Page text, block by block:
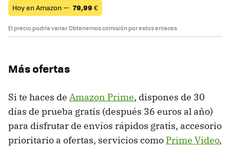
Hoy en Amazon — 79,99 €
El precio podría variar. Obtenemos comisión por estos enlaces
Más ofertas
Si te haces de Amazon Prime, dispones de 30
días de prueba gratis (después 36 euros al año)
para disfrutar de envíos rápidos gratis, accesorio
prioritario a ofertas, servicios como Prime Video,